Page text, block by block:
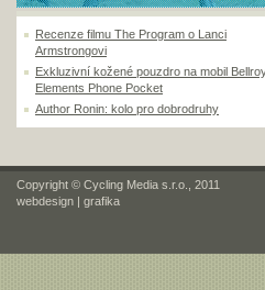
Recenze filmu The Program o Lanci
Armstrongovi
Exkluzivní kožené pouzdro na mobil
Elements Phone Pocket
Author Ronin: kolo pro dobrodruhy
Copyright © Cycling Media s.r.o., 2011
webdesign | grafika